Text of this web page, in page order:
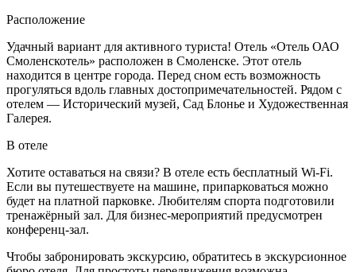
Расположение
Удачный вариант для активного туриста! Отель «Отель ОАО
Смоленскотель» расположен в Смоленске. Этот отель
находится в центре города. Перед сном есть возможность
прогуляться вдоль главных достопримечательностей. Рядом с
отелем — Исторический музей, Сад Блонье и Художественная
Галерея.
В отеле
Хотите оставаться на связи? В отеле есть бесплатный Wi-Fi.
Если вы путешествуете на машине, припарковаться можно
будет на платной парковке. Любителям спорта подготовили
тренажёрный зал. Для бизнес-мероприятий предусмотрен
конференц-зал.
Чтобы забронировать экскурсию, обратитесь в экскурсионное